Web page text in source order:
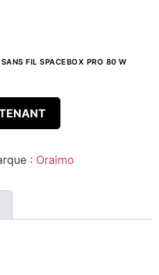
FIL SPACEBOX PRO 80 W
: Oraimo